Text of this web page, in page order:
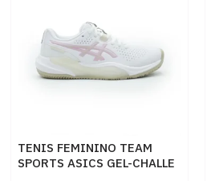
TENIS FEMININO TEAM
SPORTS ASICS GEL-CHALLE